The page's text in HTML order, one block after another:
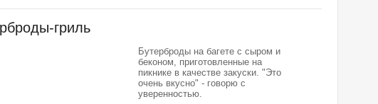
гриль
Бутерброды на багете с сыром и
беконом, приготовленные на
пикнике в качестве закуски. "Это
очень вкусно" - говорю с
уверенностью.